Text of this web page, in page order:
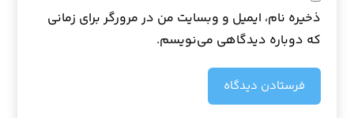
ذخیره نام، ایمیل و وبسایت من در مرورگر برای زمانی
که دوباره دیدگاهی می‌نویسم.
فرستادن دیدگاه